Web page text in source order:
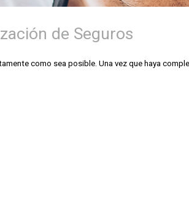
de Seguros
como sea posible. Una vez que haya